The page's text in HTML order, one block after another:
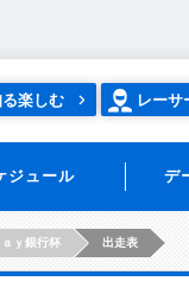
楽しむ レーサ
ジュール デ
ａｙ銀行杯 出走表